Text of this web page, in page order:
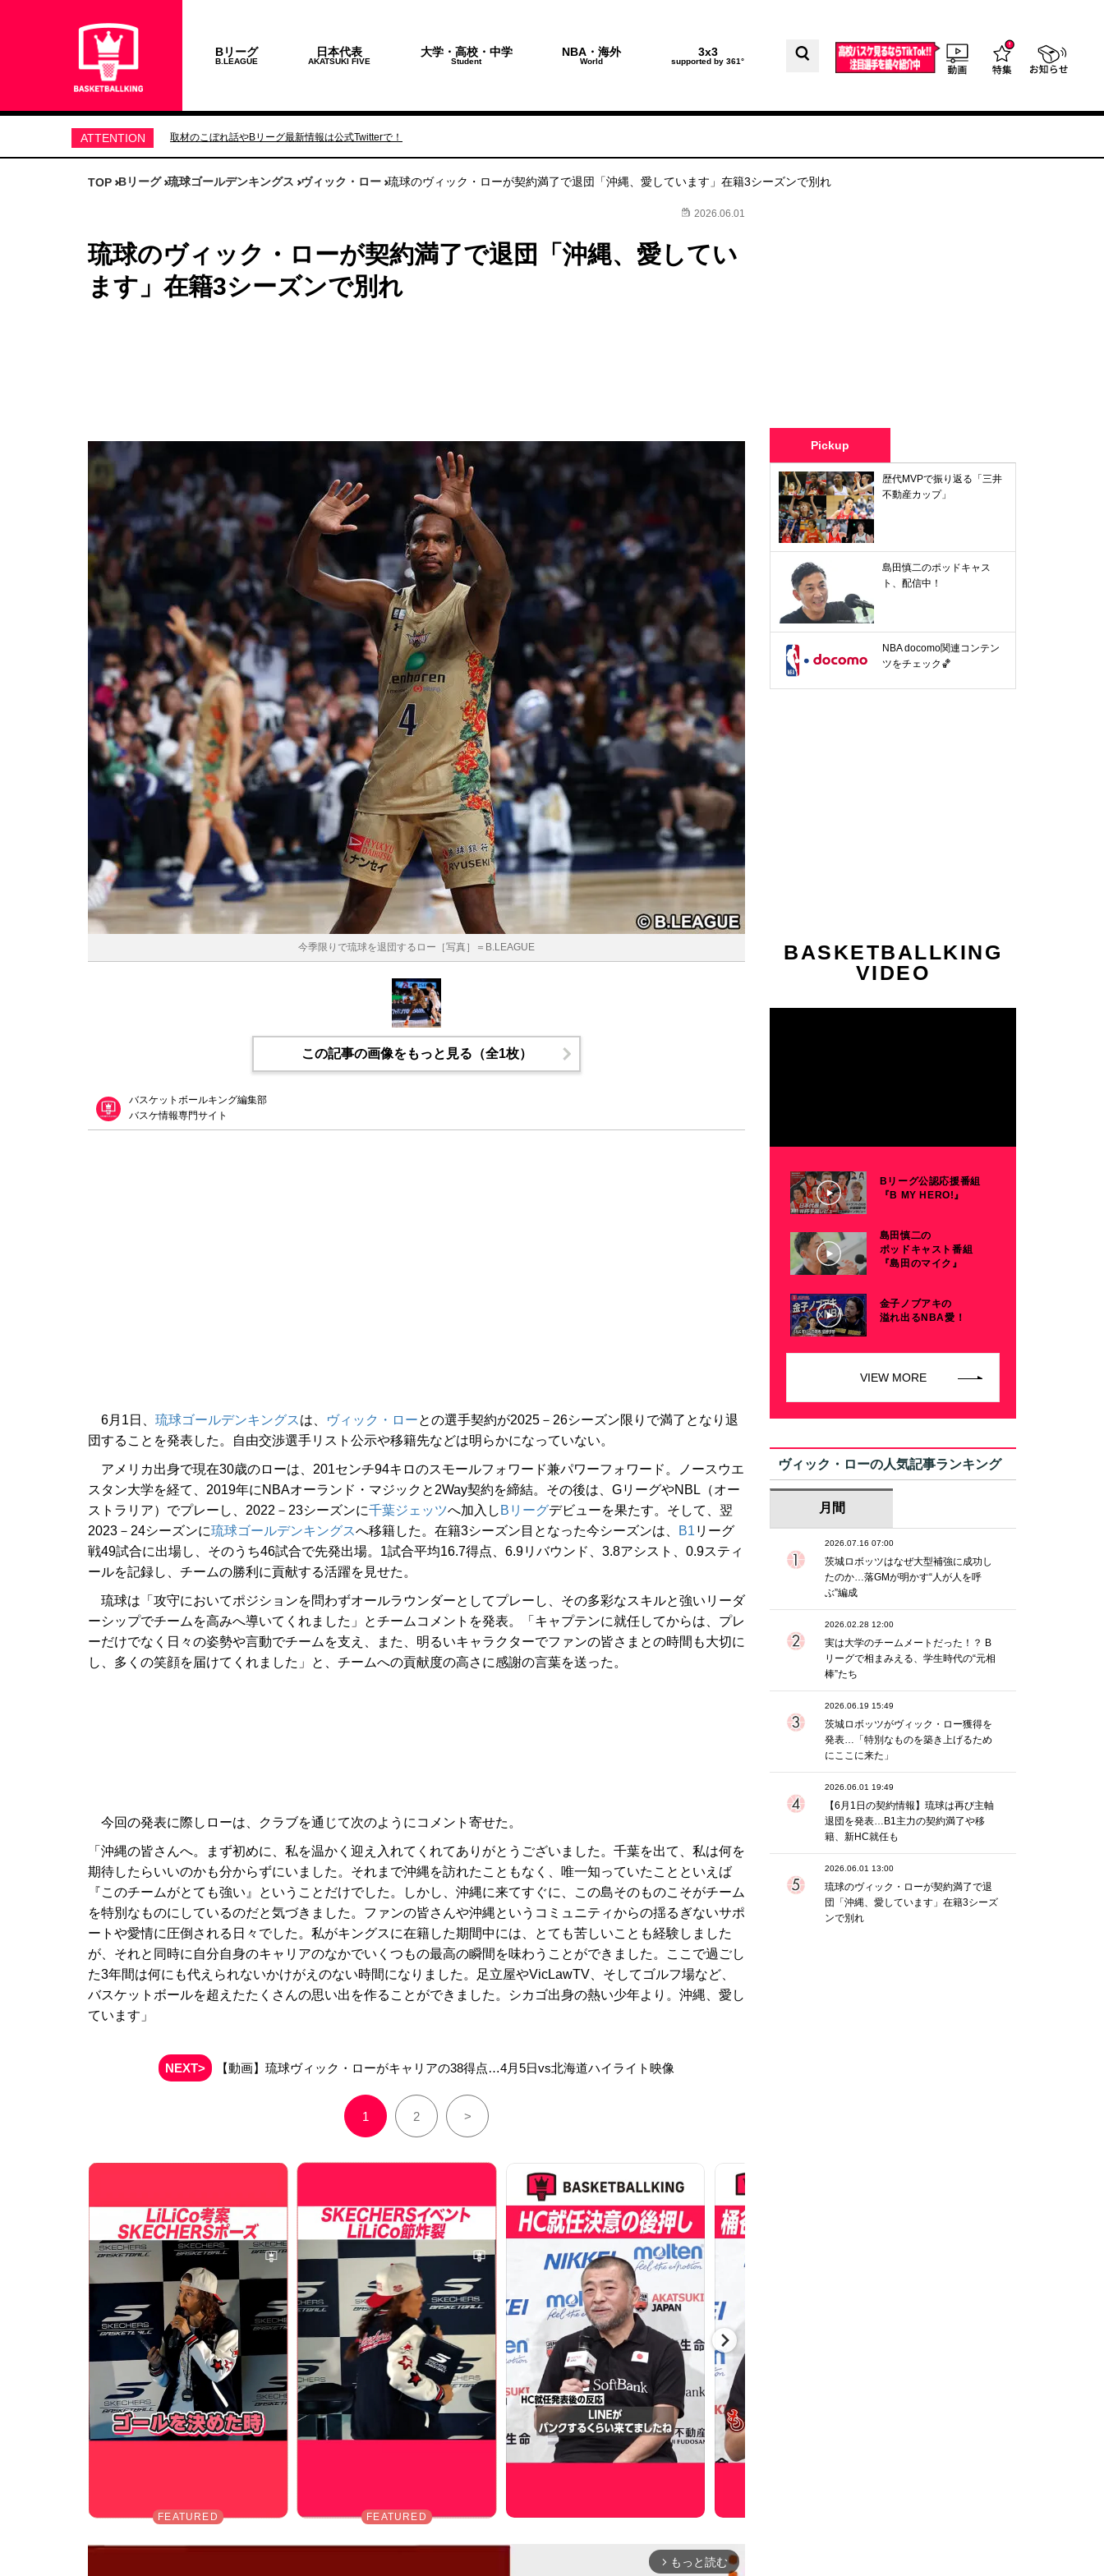
Bリーグ
B.LEAGUE
日本代表
AKATSUKI FIVE
大学・高校・中学
Student
NBA・海外
World
3x3
supported by 361°
ATTENTION 取材のこぼれ話やBリーグ最新情報は公式Twitterで！
TOP Bリーグ 琉球ゴールデンキングス ヴィック・ロー 琉球のヴィック・ローが契約満了で退団「沖縄、愛しています」在籍3シーズンで別れ
2026.06.01
琉球のヴィック・ローが契約満了で退団「沖縄、愛してい
ます」在籍3シーズンで別れ
今季限りで琉球を退団するロー［写真］＝B.LEAGUE
この記事の画像をもっと見る（全1枚）
バスケットボールキング編集部
バスケ情報専門サイト
6月1日、 琉球ゴールデンキングスは、 ヴィック・ローとの選手契約が2025－26シーズン限りで満了となり退
団することを発表した。自由交渉選手リスト公示や移籍先などは明らかになっていない。
アメリカ出身で現在30歳のローは、201センチ94キロのスモールフォワード兼パワーフォワード。ノースウエ
スタン大学を経て、2019年にNBAオーランド・マジックと2Way契約を締結。その後は、GリーグやNBL（オー
ストラリア）でプレーし、2022－23シーズンに千葉ジェッツへ加入し Bリーグデビューを果たす。そして、翌
2023－24シーズンに琉球ゴールデンキングスへ移籍した。在籍3シーズン目となった今シーズンは、 B1 リーグ
戦49試合に出場し、そのうち46試合で先発出場。1試合平均16.7得点、6.9リバウンド、3.8アシスト、0.9スティ
ールを記録し、チームの勝利に貢献する活躍を見せた。
琉球は「攻守においてポジションを問わずオールラウンダーとしてプレーし、その多彩なスキルと強いリーダ
ーシップでチームを高みへ導いてくれました」とチームコメントを発表。「キャプテンに就任してからは、プレ
ーだけでなく日々の姿勢や言動でチームを支え、また、明るいキャラクターでファンの皆さまとの時間も大切に
し、多くの笑顔を届けてくれました」と、チームへの貢献度の高さに感謝の言葉を送った。
今回の発表に際しローは、クラブを通じて次のようにコメント寄せた。
「沖縄の皆さんへ。まず初めに、私を温かく迎え入れてくれてありがとうございました。千葉を出て、私は何を
期待したらいいのかも分からずにいました。それまで沖縄を訪れたこともなく、唯一知っていたことといえば
『このチームがとても強い』ということだけでした。しかし、沖縄に来てすぐに、この島そのものこそがチーム
を特別なものにしているのだと気づきました。ファンの皆さんや沖縄というコミュニティからの揺るぎないサポ
ートや愛情に圧倒される日々でした。私がキングスに在籍した期間中には、とても苦しいことも経験しました
が、それと同時に自分自身のキャリアのなかでいくつもの最高の瞬間を味わうことができました。ここで過ごし
た3年間は何にも代えられないかけがえのない時間になりました。足立屋やVicLawTV、そしてゴルフ場など、
バスケットボールを超えたたくさんの思い出を作ることができました。シカゴ出身の熱い少年より。沖縄、愛し
ています」
NEXT> 【動画】琉球ヴィック・ローがキャリアの38得点…4月5日vs北海道ハイライト映像
1 2 >
arrow_forward_ios もっと読む
Pickup
歴代MVPで振り返る「三井
不動産カップ」
島田慎二のポッドキャス
ト、配信中！
NBA docomo関連コンテン
ツをチェック🏀
BASKETBALLKING
VIDEO
Bリーグ公認応援番組
『B MY HERO!』
島田慎二の
ポッドキャスト番組
『島田のマイク』
金子ノブアキの
溢れ出るNBA愛！
VIEW MORE
ヴィック・ローの人気記事ランキング
月間
2026.07.16 07:00
茨城ロボッツはなぜ大型補強に成功し
たのか…落GMが明かす“人が人を呼
ぶ”編成
2026.02.28 12:00
実は大学のチームメートだった！？ B
リーグで相まみえる、学生時代の“元相
棒”たち
2026.06.19 15:49
茨城ロボッツがヴィック・ロー獲得を
発表…「特別なものを築き上げるため
にここに来た」
2026.06.01 19:49
【6月1日の契約情報】琉球は再び主軸
退団を発表…B1主力の契約満了や移
籍、新HC就任も
2026.06.01 13:00
琉球のヴィック・ローが契約満了で退
団「沖縄、愛しています」在籍3シーズ
ンで別れ